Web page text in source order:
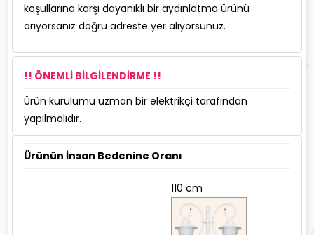
koşullarına karşı dayanıklı bir aydınlatma ürünü
arıyorsanız doğru adreste yer alıyorsunuz.
!! ÖNEMLİ BİLGİLENDİRME !!
Ürün kurulumu uzman bir elektrikçi tarafından
yapılmalıdır.
Ürünün İnsan Bedenine Oranı
110 cm